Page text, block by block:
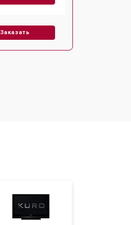
Заказать
Заказать